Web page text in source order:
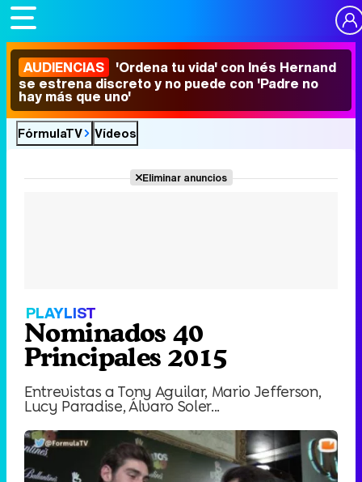
AUDIENCIAS 'Ordena tu vida' con Inés Hernand
se estrena discreto y no puede con 'Padre no
hay más que uno'
FórmulaTV Vídeos
Eliminar anuncios
PLAYLIST
Nominados 40
Principales 2015
Entrevistas a Tony Aguilar, Mario Jefferson,
Lucy Paradise, Álvaro Soler...